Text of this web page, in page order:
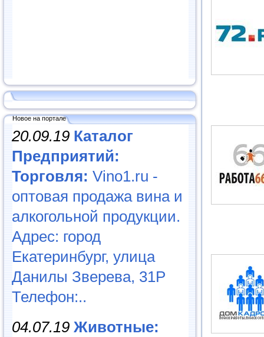
Новое на портале
20.09.19 Каталог
Предприятий:
Торговля: Vino1.ru -
оптовая продажа вина и
алкогольной продукции.
Адрес: город
Екатеринбург, улица
Данилы Зверева, 31Р
Телефон:..
04.07.19 Животные: